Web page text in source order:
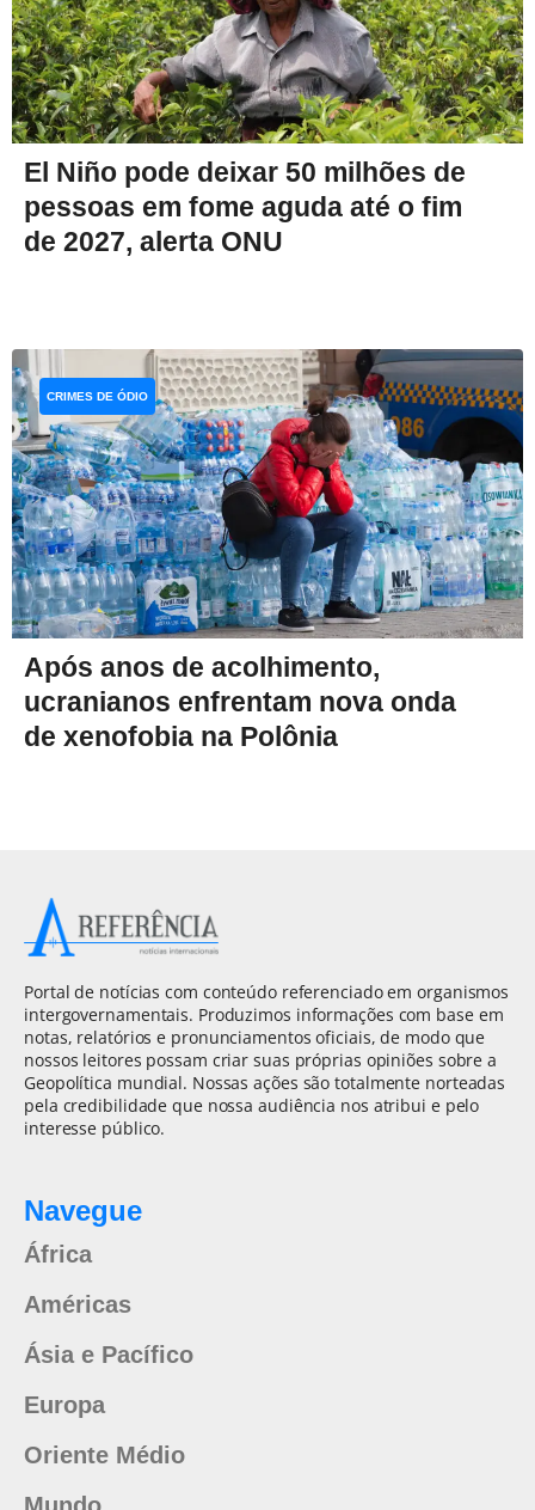
El Niño pode deixar 50 milhões de
pessoas em fome aguda até o fim
de 2027, alerta ONU
Após anos de acolhimento,
ucranianos enfrentam nova onda
de xenofobia na Polônia
CRIMES DE ÓDIO
Portal de notícias com conteúdo referenciado em organismos
intergovernamentais. Produzimos informações com base em
notas, relatórios e pronunciamentos oficiais, de modo que
nossos leitores possam criar suas próprias opiniões sobre a
Geopolítica mundial. Nossas ações são totalmente norteadas
pela credibilidade que nossa audiência nos atribui e pelo
interesse público.
Navegue
África
Américas
Ásia e Pacífico
Europa
Oriente Médio